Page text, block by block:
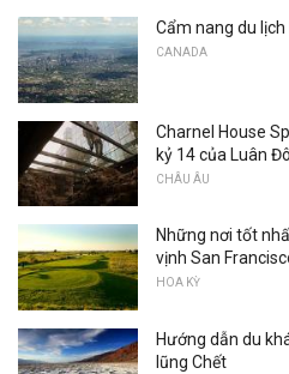
Cẩm nang du lịch
CANADA
Charnel House
kỷ 14 của Luân
CHÂU ÂU
Những nơi tốt
vịnh San
HOA KỲ
Hướng dẫn du
lũng Chết